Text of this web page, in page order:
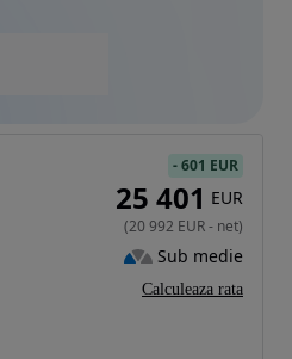
-601 EUR
25 401 EUR
(20 992 EUR- net)
Sub medie
Calculeaza rata